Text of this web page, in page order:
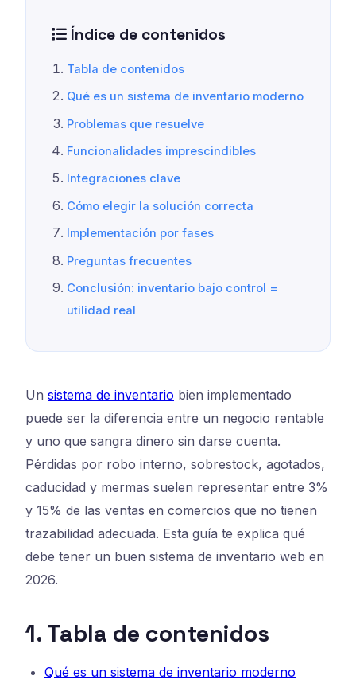
Índice de contenidos
Tabla de contenidos
Qué es un sistema de inventario moderno
Problemas que resuelve
Funcionalidades imprescindibles
Integraciones clave
Cómo elegir la solución correcta
Implementación por fases
Preguntas frecuentes
Conclusión: inventario bajo control =
utilidad real
Un sistema de inventario bien implementado
puede ser la diferencia entre un negocio rentable
y uno que sangra dinero sin darse cuenta.
Pérdidas por robo interno, sobrestock, agotados,
caducidad y mermas suelen representar entre 3%
y 15% de las ventas en comercios que no tienen
trazabilidad adecuada. Esta guía te explica qué
debe tener un buen sistema de inventario web en
2026.
1. Tabla de contenidos
Qué es un sistema de inventario moderno